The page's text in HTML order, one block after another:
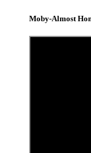
Moby-Almost